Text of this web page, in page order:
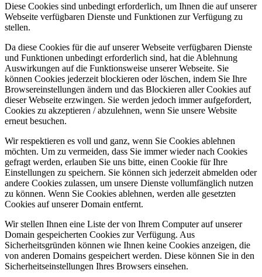
Diese Cookies sind unbedingt erforderlich, um Ihnen die auf unserer
Webseite verfügbaren Dienste und Funktionen zur Verfügung zu
stellen.
Da diese Cookies für die auf unserer Webseite verfügbaren Dienste
und Funktionen unbedingt erforderlich sind, hat die Ablehnung
Auswirkungen auf die Funktionsweise unserer Webseite. Sie
können Cookies jederzeit blockieren oder löschen, indem Sie Ihre
Browsereinstellungen ändern und das Blockieren aller Cookies auf
dieser Webseite erzwingen. Sie werden jedoch immer aufgefordert,
Cookies zu akzeptieren / abzulehnen, wenn Sie unsere Website
erneut besuchen.
Wir respektieren es voll und ganz, wenn Sie Cookies ablehnen
möchten. Um zu vermeiden, dass Sie immer wieder nach Cookies
gefragt werden, erlauben Sie uns bitte, einen Cookie für Ihre
Einstellungen zu speichern. Sie können sich jederzeit abmelden oder
andere Cookies zulassen, um unsere Dienste vollumfänglich nutzen
zu können. Wenn Sie Cookies ablehnen, werden alle gesetzten
Cookies auf unserer Domain entfernt.
Wir stellen Ihnen eine Liste der von Ihrem Computer auf unserer
Domain gespeicherten Cookies zur Verfügung. Aus
Sicherheitsgründen können wie Ihnen keine Cookies anzeigen, die
von anderen Domains gespeichert werden. Diese können Sie in den
Sicherheitseinstellungen Ihres Browsers einsehen.